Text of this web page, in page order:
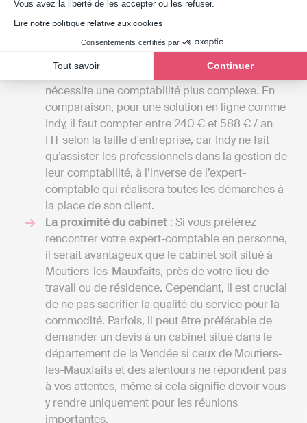
Vous avez la liberté de les accepter ou les refuser.
Lire notre politique relative aux cookies
Consentements certifiés par
Tout savoir Continuer
Comparer les tarifs: Les honoraires des
cabinets d'expertise comptable peuvent aller de
50 euros par mois pour une petite mission
plusieurs milliers d'euros si votre entreprise
nécessite une comptabilité plus complexe. En
comparaison, pour une solution en ligne comme
Indy, il faut compter entre 240 € et 588 € / an
HT selon la taille d'entreprise, car Indy ne fait
qu’assister les professionnels dans la gestion de
leur comptabilité, à l’inverse de l’expert-
comptable qui réalisera toutes les démarches à
la place de son client.
La proximité du cabinet : Si vous préférez
rencontrer votre expert-comptable en personne,
il serait avantageux que le cabinet soit situé à
Moutiers-les-Mauxfaits, près de votre lieu de
travail ou de résidence. Cependant, il est crucial
de ne pas sacrifier la qualité du service pour la
commodité. Parfois, il peut être préférable de
demander un devis à un cabinet situé dans le
département de la Vendée si ceux de Moutiers-
les-Mauxfaits et des alentours ne répondent pas
à vos attentes, même si cela signifie devoir vous
y rendre uniquement pour les réunions
importantes.